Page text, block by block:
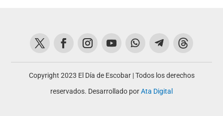
Copyright 2023 El Día de Escobar | Todos los derechos
reservados. Desarrollado porAta Digital